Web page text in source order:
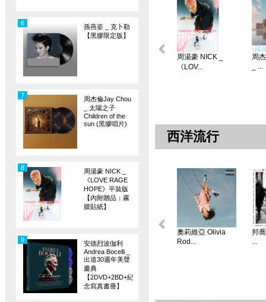
孫燕姿 _ 克卜勒
【黑膠限定版】
6
周杰倫Jay Chou
_ 太陽之子
Children of the
sun (黑膠唱片)
7
周湯豪 NICK _
《LOVE RAGE
HOPE》平裝版
【內附贈品：霧
膜貼紙】
8
安德烈波伽利
Andrea Bocelli _
出道30週年美聲
慶典
【2DVD+2BD+紀
念寫真書冊】
9
周湯豪 NICK _
《LOV...
周
_ ...
西洋流行
奧莉維亞 Olivia
Rod...
邦
...